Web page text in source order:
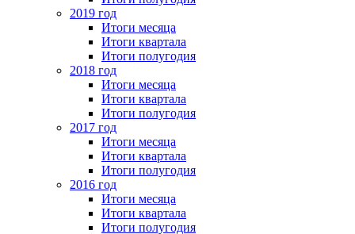
2019 год
Итоги месяца
Итоги квартала
Итоги полугодия
2018 год
Итоги месяца
Итоги квартала
Итоги полугодия
2017 год
Итоги месяца
Итоги квартала
Итоги полугодия
2016 год
Итоги месяца
Итоги квартала
Итоги полугодия